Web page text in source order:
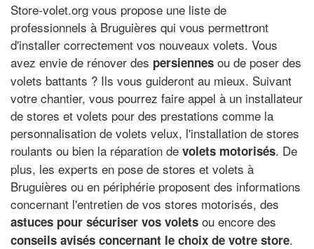
Store-volet.org vous propose une liste de
professionnels à Bruguières qui vous permettront
d'installer correctement vos nouveaux volets. Vous
avez envie de rénover des persiennes ou de poser des
volets battants ? Ils vous guideront au mieux. Suivant
votre chantier, vous pourrez faire appel à un installateur
de stores et volets pour des prestations comme la
personnalisation de volets velux, l'installation de stores
roulants ou bien la réparation de volets motorisés. De
plus, les experts en pose de stores et volets à
Bruguières ou en périphérie proposent des informations
concernant l'entretien de vos stores motorisés, des
astuces pour sécuriser vos volets ou encore des
conseils avisés concernant le choix de votre store.